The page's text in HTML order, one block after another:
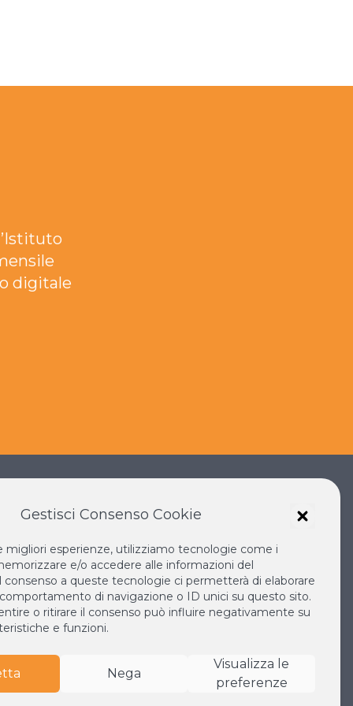
digitale
SOKA
IL NUOVO RINASCIMENTO
IL VOLO CONTINUO
LA BIBLIOTECA DI NICHIREN
ESPERIA
Gestisci Consenso Cookie
migliori esperienze, utilizziamo tecnologie come i
e/o accedere alle informazioni del
consenso a queste tecnologie ci permetterà di elaborare
di navigazione o ID unici su questo sito.
o ritirare il consenso può influire negativamente su
e funzioni.
Nega
Visualizza le
preferenze